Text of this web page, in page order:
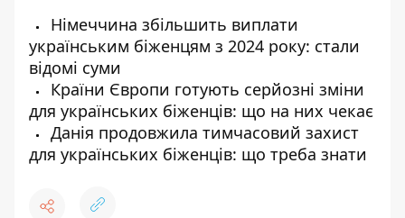
Німеччина збільшить виплати
українським біженцям з 2024 року: стали
відомі суми
Країни Європи готують серйозні зміни
для українських біженців: що на них чекає
Данія продовжила тимчасовий захист
для українських біженців: що треба знати